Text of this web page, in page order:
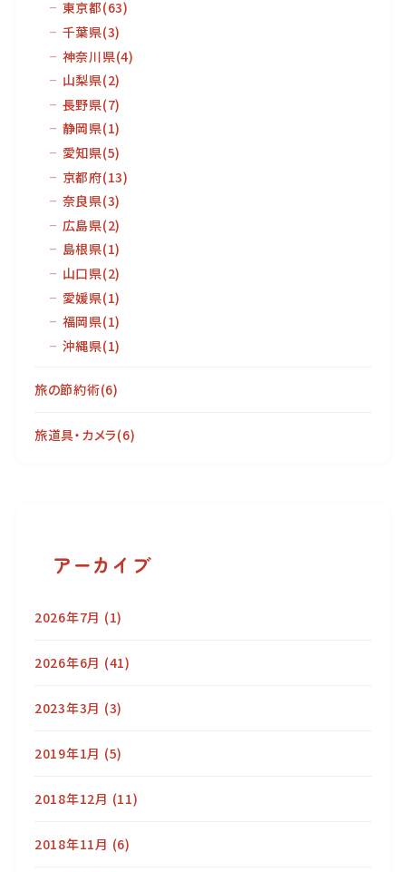
東京都(63)
千葉県(3)
神奈川県(4)
山梨県(2)
長野県(7)
静岡県(1)
愛知県(5)
京都府(13)
奈良県(3)
広島県(2)
島根県(1)
山口県(2)
愛媛県(1)
福岡県(1)
沖縄県(1)
旅の節約術(6)
旅道具・カメラ(6)
アーカイブ
2026年7月 (1)
2026年6月 (41)
2023年3月 (3)
2019年1月 (5)
2018年12月 (11)
2018年11月 (6)